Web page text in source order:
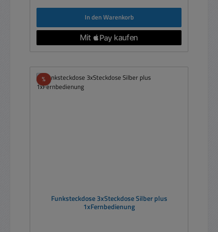
In den Warenkorb
%Rabatt
Funksteckdose 3xSteckdose Silber plus
1xFernbedienung